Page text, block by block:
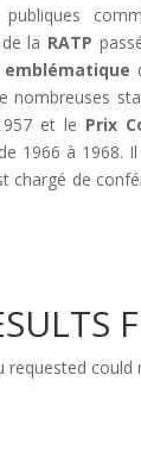
publiques
de la RATP
emblématique
nombreuses
et le Prix
1966 à 1968.
chargé de
requested